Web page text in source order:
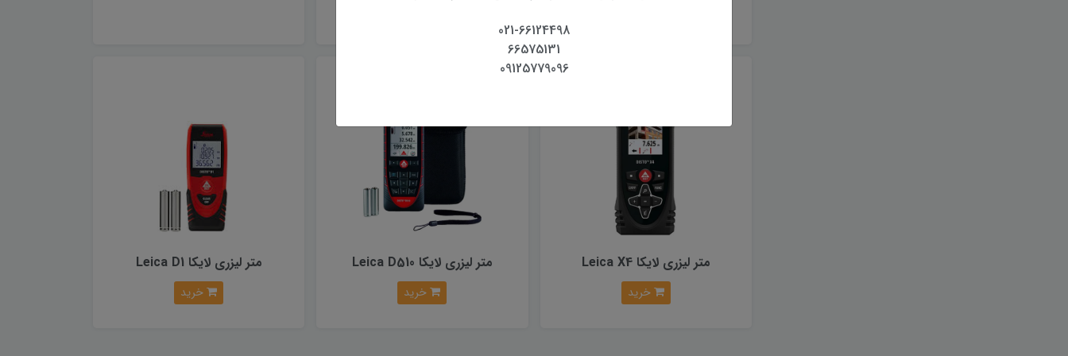
متر لیزری لایکا Leica X4
خرید
متر لیزری لایکا Leica D510
خرید
متر لیزری لایکا Leica D1
خرید
021-66124498
66575131
09125779096